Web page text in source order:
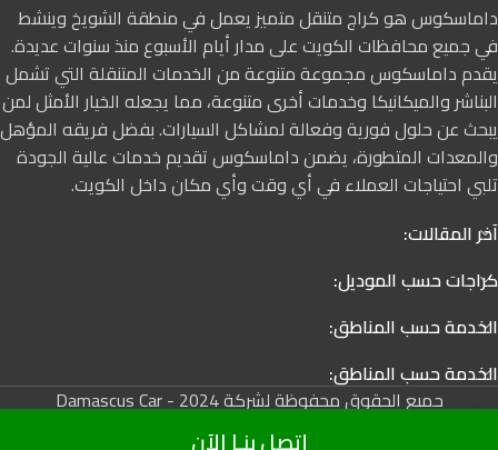
داماسكوس هو كراج متنقل متميز يعمل في منطقة الشويخ وينشط
في جميع محافظات الكويت على مدار أيام الأسبوع منذ سنوات عديدة.
يقدم داماسكوس مجموعة متنوعة من الخدمات المتنقلة التي تشمل
البناشر والميكانيكا وخدمات أخرى متنوعة، مما يجعله الخيار الأمثل لمن
يبحث عن حلول فورية وفعالة لمشاكل السيارات. بفضل فريقه المؤهل
والمعدات المتطورة، يضمن داماسكوس تقديم خدمات عالية الجودة
تلبي احتياجات العملاء في أي وقت وأي مكان داخل الكويت.
آخر المقالات:
كراجات حسب الموديل:
الخدمة حسب المناطق:
الخدمة حسب المناطق:
جميع الحقوق محفوظة لشركة Damascus Car - 2024